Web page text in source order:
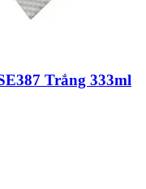
Trắng 333ml